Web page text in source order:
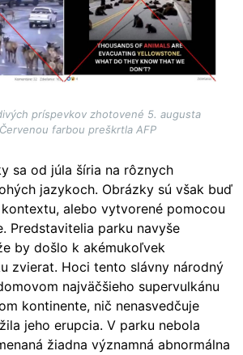
príspevkov zhotovené 5. augusta
farbou preškrtla AFP
sa od júla šíria na rôznych
jazykoch. Obrázky sú však buď
alebo vytvorené pomocou
Predstavitelia parku navyše
by došlo k akémukoľvek
zvierat. Hoci tento slávny národný
najväčšieho supervulkánu
kontinente, nič nenasvedčuje
jeho erupcia. V parku nebola
žiadna významná abnormálna